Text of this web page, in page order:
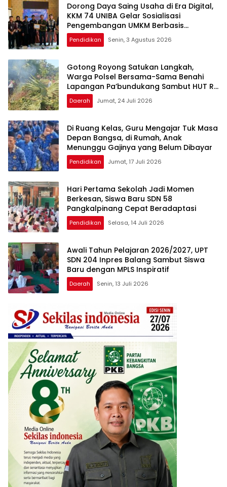
Dorong Daya Saing Usaha di Era Digital,
KKM 74 UNIBA Gelar Sosialisasi
Pengembangan UMKM Berbasis
Technopreneurship
Pendidikan Senin, 3 Agustus 2026
Gotong Royong Satukan Langkah,
Warga Polsel Bersama-Sama Benahi
Lapangan Pa’bundukang Sambut HUT RI
ke-81
Daerah Jumat, 24 Juli 2026
Di Ruang Kelas, Guru Mengajar Tuk Masa
Depan Bangsa, di Rumah, Anak
Menunggu Gajinya yang Belum Dibayar
Pendidikan Jumat, 17 Juli 2026
Hari Pertama Sekolah Jadi Momen
Berkesan, Siswa Baru SDN 58
Pangkalpinang Cepat Beradaptasi
Pendidikan Selasa, 14 Juli 2026
Awali Tahun Pelajaran 2026/2027, UPT
SDN 204 Inpres Balang Sambut Siswa
Baru dengan MPLS Inspiratif
Daerah Senin, 13 Juli 2026